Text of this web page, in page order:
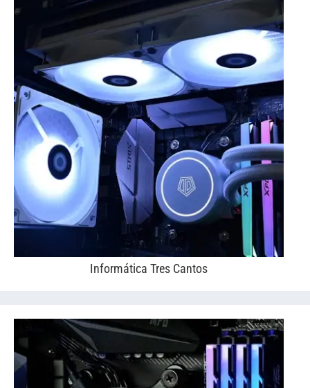
Informática Tres Cantos